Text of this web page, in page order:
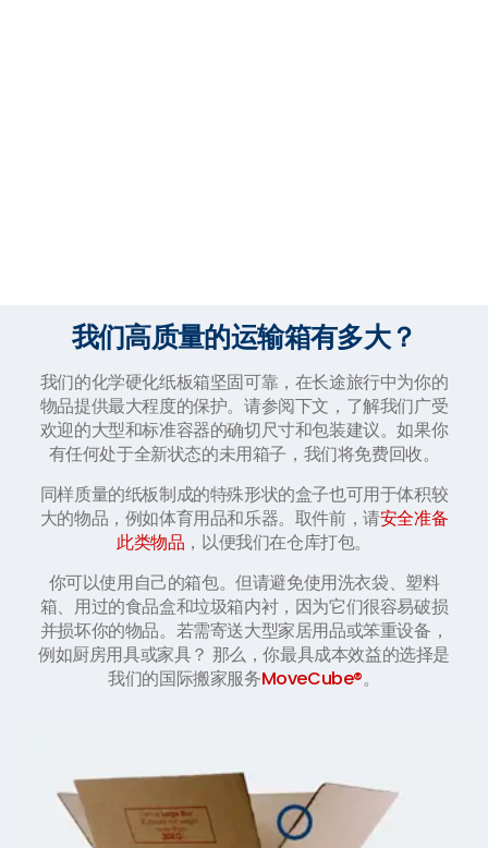
我们高质量的运输箱有多大？
我们的化学硬化纸板箱坚固可靠，在长途旅行中为你的
物品提供最大程度的保护。请参阅下文，了解我们广受
欢迎的大型和标准容器的确切尺寸和包装建议。如果你
有任何处于全新状态的未用箱子，我们将免费回收。
同样质量的纸板制成的特殊形状的盒子也可用于体积较
大的物品，例如体育用品和乐器。取件前，请安全准备
此类物品 ，以便我们在仓库打包。
你可以使用自己的箱包。但请避免使用洗衣袋、塑料
箱、用过的食品盒和垃圾箱内衬，因为它们很容易破损
并损坏你的物品。若需寄送大型家居用品或笨重设备，
例如厨房用具或家具？ 那么，你最具成本效益的选择是
我们的国际搬家服务MoveCube®。